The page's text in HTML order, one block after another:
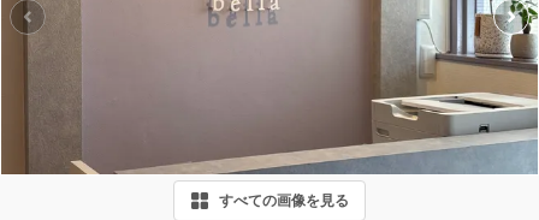
すべての画像を見る